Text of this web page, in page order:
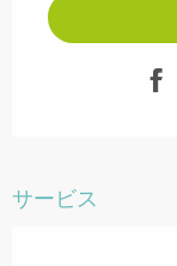
サービス